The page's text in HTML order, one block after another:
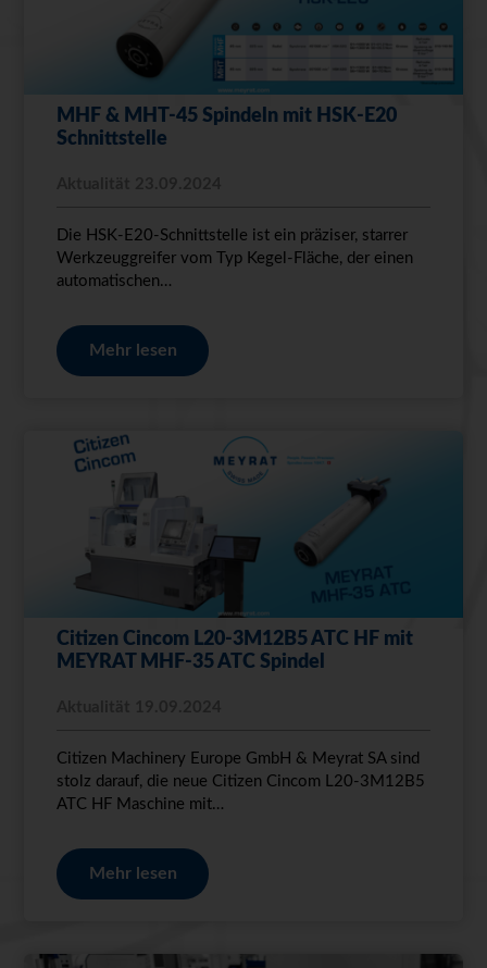
MHF & MHT-45 Spindeln mit HSK-E20
Schnittstelle
Die HSK-E20-Schnittstelle ist ein präziser, starrer
Werkzeuggreifer vom Typ Kegel-Fläche, der einen
automatischen…
Mehr lesen
Citizen Cincom L20-3M12B5 ATC HF mit
MEYRAT MHF-35 ATC Spindel
Citizen Machinery Europe GmbH & Meyrat SA sind
stolz darauf, die neue Citizen Cincom L20-3M12B5
ATC HF Maschine mit…
Mehr lesen